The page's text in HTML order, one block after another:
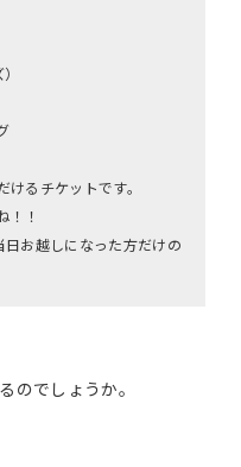
るチケットです。
！！
お越しになった方だけの
のでしょうか。